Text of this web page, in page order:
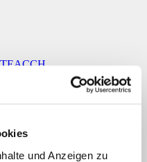
und Anzeigen zu
ZR 51 bis